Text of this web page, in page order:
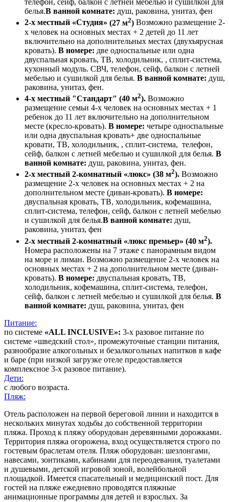
телефон, сейф, балкон с летней мебелью и сушилкой для
белья.В ванной комнате: душ, раковина, унитаз, фен
2-х местный «Студия» (27 м2) Возможно размещение 2-
х человек на основных местах + 2 детей до 11 лет
включительно на дополнительных местах (двухъярусная
кровать). В номере: две односпальные или одна
двуспальная кровать, ТВ, холодильник, , сплит-система,
кухонный модуль. СВЧ, телефон, сейф, балкон с летней
мебелью и сушилкой для белья. В ванной комнате: душ,
раковина, унитаз, фен.
4-х местный "Стандарт" (40 м2). Возможно
размещение семьи 4-х человек на основных местах + 1
ребенок до 11 лет включительно на дополнительном
месте (кресло-кровать). В номере: четыре односпальные
или одна двуспальная кровать+ две односпальные
кровати, ТВ, холодильник, , сплит-система, телефон,
сейф, балкон с летней мебелью и сушилкой для белья. В
ванной комнате: душ, раковина, унитаз, фен.
2-х местный 2-комнатный «люкс» (38 м2). Возможно
размещение 2-х человек на основных местах + 2 на
дополнительном месте (диван-кровать). В номере:
двуспальная кровать, ТВ, холодильник, кофемашина,
сплит-система, телефон, сейф, балкон с летней мебелью
и сушилкой для белья.В ванной комнате: душ,
раковина, унитаз, фен
2-х местный 2-комнатный «люкс премьер» (40 м2).
Номера расположены на 7 этаже с панорамным видом
на море и лиман. Возможно размещение 2-х человек на
основных местах + 2 на дополнительном месте (диван-
кровать). В номере: двуспальная кровать, ТВ,
холодильник, кофемашина, сплит-система, телефон,
сейф, балкон с летней мебелью и сушилкой для белья. В
ванной комнате: душ, раковина, унитаз, фен
Питание:
по системе «ALL INCLUSIVE»: 3-х разовое питание по
системе «шведский стол», промежуточные станции питания,
разнообразие алкогольных и безалкогольных напитков в кафе
и баре (при низкой загрузке отеле предоставляется
комплексное 3-х разовое питание).
Дети:
с любого возраста.
Пляж:
Отель расположен на первой береговой линии и находится в
нескольких минутах ходьбы до собственной территории
пляжа. Проход к пляжу оборудован деревянными дорожками.
Территория пляжа огорожена, вход осуществляется строго по
гостевым браслетам отеля. Пляж оборудован: шезлонгами,
навесами, зонтиками, кабинами для переодевания, туалетами
и душевыми, детской игровой зоной, волейбольной
площадкой. Имеется спасательный и медицинский пост. Для
гостей на пляже ежедневно проводятся пляжные
анимационные программы для детей и взрослых. За